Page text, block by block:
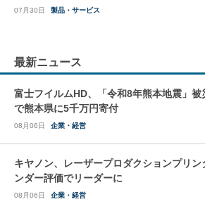
07月30日 製品・サービス
最新ニュース
富士フイルムHD、「令和8年熊本地震」被
で熊本県に5千万円寄付
08月06日 企業・経営
キヤノン、レーザープロダクションプリン
ンダー評価でリーダーに
08月06日 企業・経営